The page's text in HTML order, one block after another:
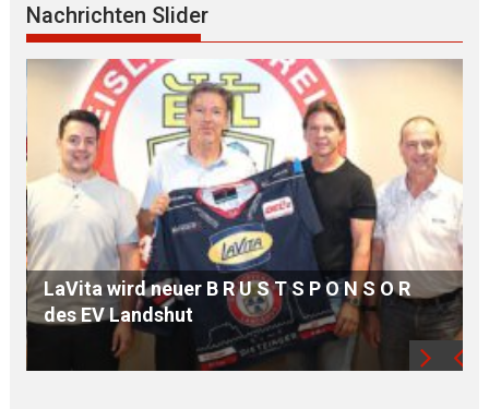
Nachrichten Slider
MdB Oßner: E L E K T R I F I Z I E R U N G der
Bahnstrecke MÜHLDORF-LANDSHUT stärkt
die Region